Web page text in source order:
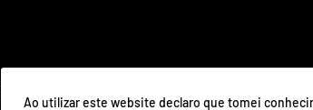
Ao utilizar este website declaro que tomei